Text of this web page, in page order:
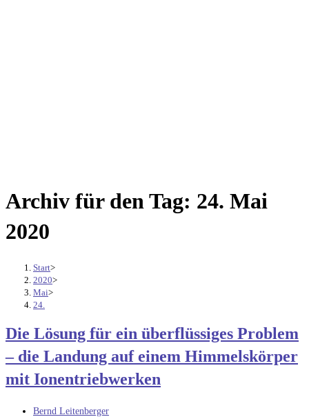
Archiv für den Tag: 24. Mai
2020
Start>
2020>
Mai>
24.
Die Lösung für ein überflüssiges Problem
– die Landung auf einem Himmelskörper
mit Ionentriebwerken
Beitrags-
Bernd Leitenberger